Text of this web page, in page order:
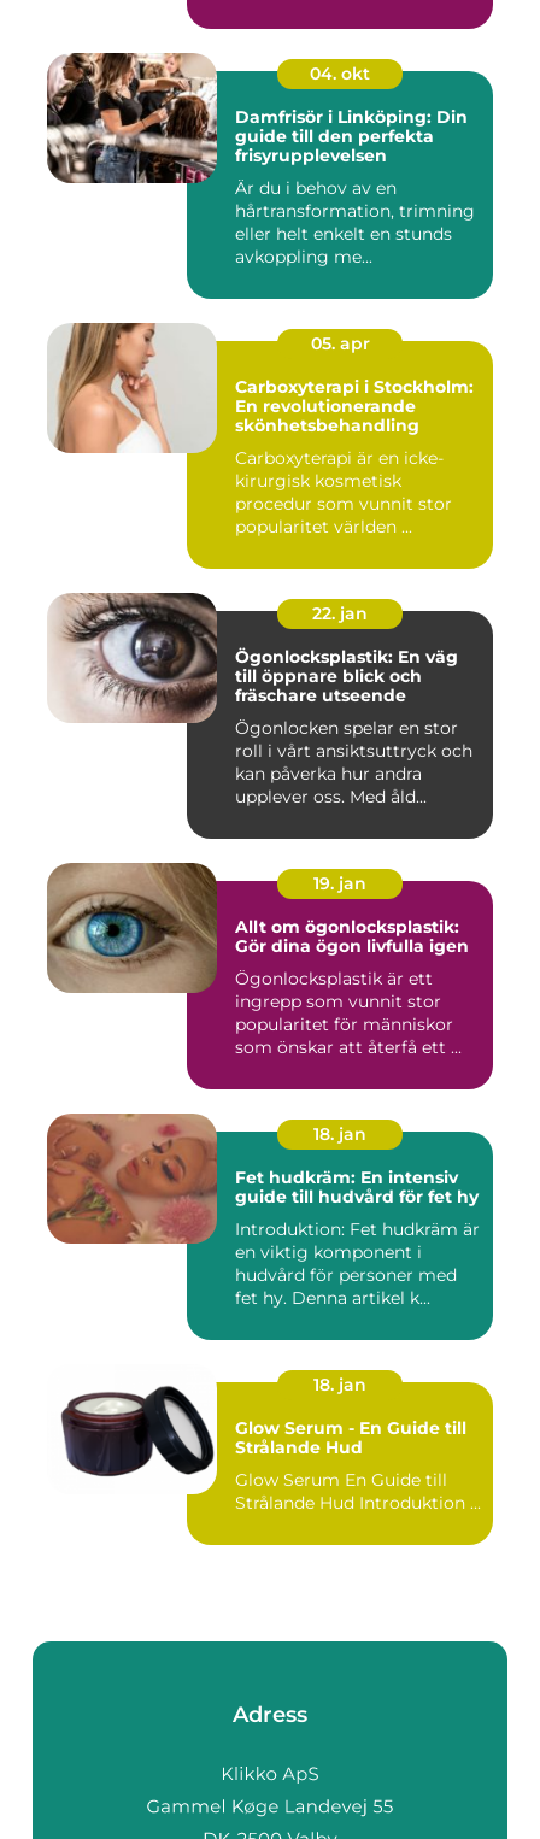
04. okt
Damfrisör i Linköping: Din
guide till den perfekta
frisyrupplevelsen
Är du i behov av en
hårtransformation, trimning
eller helt enkelt en stunds
avkoppling me...
05. apr
Carboxyterapi i Stockholm:
En revolutionerande
skönhetsbehandling
Carboxyterapi är en icke-
kirurgisk kosmetisk
procedur som vunnit stor
popularitet världen ...
22. jan
Ögonlocksplastik: En väg
till öppnare blick och
fräschare utseende
Ögonlocken spelar en stor
roll i vårt ansiktsuttryck och
kan påverka hur andra
upplever oss. Med åld...
19. jan
Allt om ögonlocksplastik:
Gör dina ögon livfulla igen
Ögonlocksplastik är ett
ingrepp som vunnit stor
popularitet för människor
som önskar att återfå ett ...
18. jan
Fet hudkräm: En intensiv
guide till hudvård för fet hy
Introduktion: Fet hudkräm är
en viktig komponent i
hudvård för personer med
fet hy. Denna artikel k...
18. jan
Glow Serum - En Guide till
Strålande Hud
Glow Serum En Guide till
Strålande Hud Introduktion ...
Adress